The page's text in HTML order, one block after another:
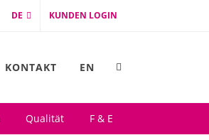
DE KUNDEN LOGIN
KONTAKT EN
Qualität F & E